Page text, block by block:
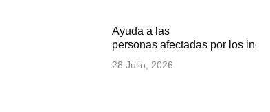
Ayuda a las
personas afectadas por los
28 Julio, 2026